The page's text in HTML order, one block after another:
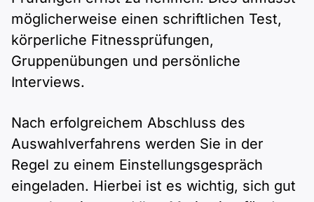
möglicherweise einen schriftlichen Test,
körperliche Fitnessprüfungen,
Gruppenübungen und persönliche
Interviews.
Nach erfolgreichem Abschluss des
Auswahlverfahrens werden Sie in der
Regel zu einem Einstellungsgespräch
eingeladen. Hierbei ist es wichtig, sich gut